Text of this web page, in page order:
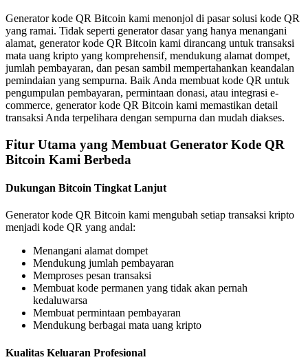
Generator kode QR Bitcoin kami menonjol di pasar solusi kode QR
yang ramai. Tidak seperti generator dasar yang hanya menangani
alamat, generator kode QR Bitcoin kami dirancang untuk transaksi
mata uang kripto yang komprehensif, mendukung alamat dompet,
jumlah pembayaran, dan pesan sambil mempertahankan keandalan
pemindaian yang sempurna. Baik Anda membuat kode QR untuk
pengumpulan pembayaran, permintaan donasi, atau integrasi e-
commerce, generator kode QR Bitcoin kami memastikan detail
transaksi Anda terpelihara dengan sempurna dan mudah diakses.
Fitur Utama yang Membuat Generator Kode QR
Bitcoin Kami Berbeda
Dukungan Bitcoin Tingkat Lanjut
Generator kode QR Bitcoin kami mengubah setiap transaksi kripto
menjadi kode QR yang andal:
Menangani alamat dompet
Mendukung jumlah pembayaran
Memproses pesan transaksi
Membuat kode permanen yang tidak akan pernah
kedaluwarsa
Membuat permintaan pembayaran
Mendukung berbagai mata uang kripto
Kualitas Keluaran Profesional